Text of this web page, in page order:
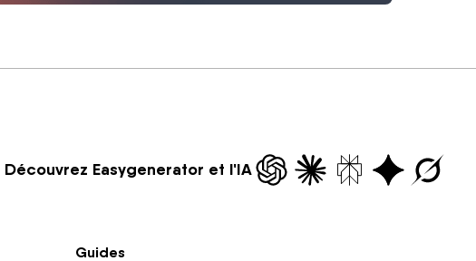
Découvrez Easygenerator et l'IA
Guides